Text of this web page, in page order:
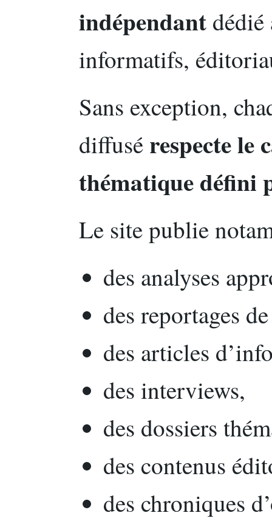
indépendant
informatifs,
Sans exception,
diffusé respecte le
thématique défini
Le site publie
des analyses
des reportages
des articles
des interviews,
des dossiers
des contenus
des chroniques